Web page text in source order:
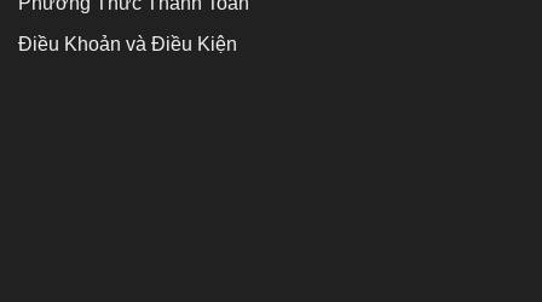
Điều Khoản và Điều Kiện